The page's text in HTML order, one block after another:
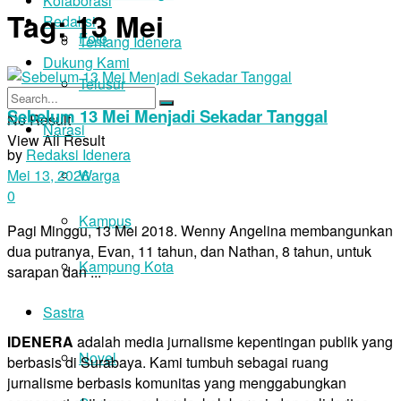
Redaksi
Tentang Idenera
Dukung Kami
No Result
View All Result
Foto
Telusur
Narasi
Warga
Kampus
Kampung Kota
Sastra
Novel
Tag:13 Mei
Sebelum 13 Mei Menjadi Sekadar Tanggal
by Redaksi Idenera
Mei 13, 2026
0
Pagi Minggu, 13 Mei 2018. Wenny Angelina membangunkan
dua putranya, Evan, 11 tahun, dan Nathan, 8 tahun, untuk
sarapan dan ...
IDENERA adalah media jurnalisme kepentingan publik yang
berbasis di Surabaya. Kami tumbuh sebagai ruang
jurnalisme berbasis komunitas yang menggabungkan